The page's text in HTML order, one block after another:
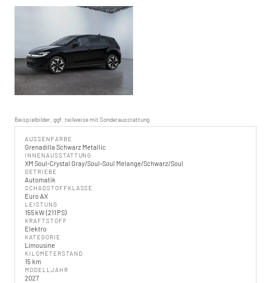
Beispielbilder, ggf. teilweise mit Sonderausstattung
AUSSENFARBE
Grenadilla Schwarz Metallic
INNENAUSSTATTUNG
XM Soul-Crystal Gray/Soul-Soul Melange/Schwarz/Soul
GETRIEBE
Automatik
SCHADSTOFFKLASSE
Euro AX
LEISTUNG
155 kW (211 PS)
KRAFTSTOFF
Elektro
KATEGORIE
Limousine
KILOMETERSTAND
15 km
MODELLJAHR
2027